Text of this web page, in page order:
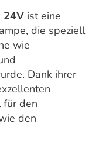
24V ist eine
die speziell
wie
Dank ihrer
für den
den